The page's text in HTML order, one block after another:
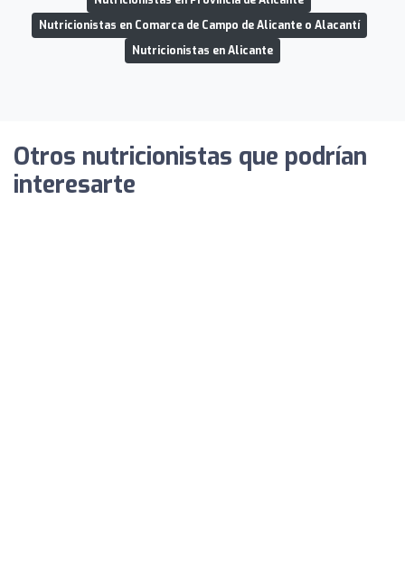
Nutricionistas en Comarca de Campo de Alicante o Alacantí
Nutricionistas en Alicante
Otros nutricionistas que podrían
interesarte